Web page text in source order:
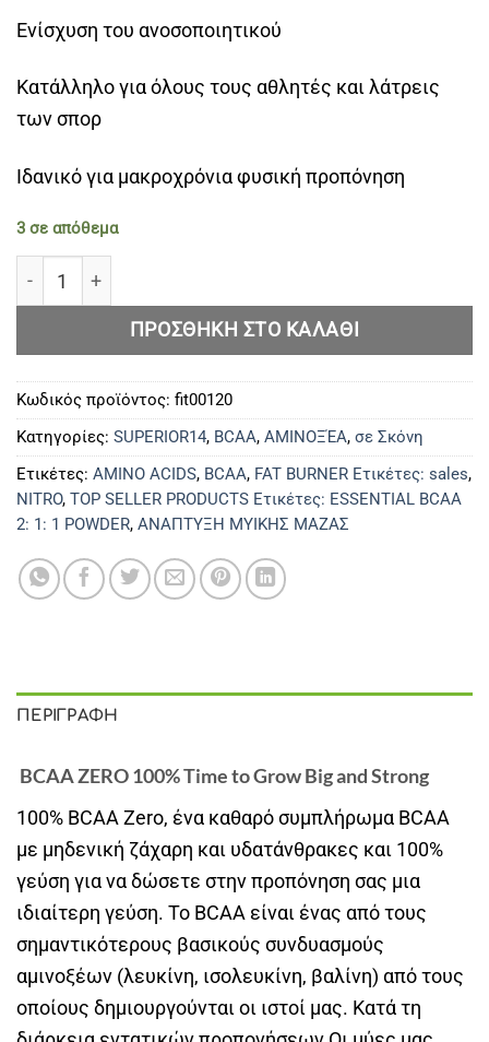
Ενίσχυση του ανοσοποιητικού
Κατάλληλο για όλους τους αθλητές και λάτρεις
των σπορ
Ιδανικό για μακροχρόνια φυσική προπόνηση
3 σε απόθεμα
ΠΡΟΣΘΉΚΗ ΣΤΟ ΚΑΛΆΘΙ
Κωδικός προϊόντος: fit00120
Κατηγορίες: SUPERIOR14, BCAA, ΑΜΙΝΟΞΈΑ, σε Σκόνη
Ετικέτες: AMINO ACIDS, BCAA, FAT BURNER Ετικέτες: sales,
NITRO, TOP SELLER PRODUCTS Ετικέτες: ESSENTIAL BCAA
2: 1: 1 POWDER, ΑΝΑΠΤΥΞΗ ΜΥΙΚΗΣ ΜΑΖΑΣ
ΠΕΡΙΓΡΑΦΉ
BCAA ZERO 100% Time to Grow Big and Strong
100% BCAA Zero, ένα καθαρό συμπλήρωμα BCAA
με μηδενική ζάχαρη και υδατάνθρακες και 100%
γεύση για να δώσετε στην προπόνηση σας μια
ιδιαίτερη γεύση. Το BCAA είναι ένας από τους
σημαντικότερους βασικούς συνδυασμούς
αμινοξέων (λευκίνη, ισολευκίνη, βαλίνη) από τους
οποίους δημιουργούνται οι ιστοί μας. Κατά τη